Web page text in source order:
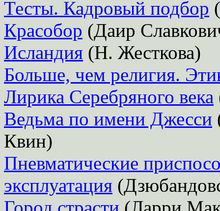
Тесты. Кадровый подбор
Красобор (Даир
Исландия (Н. Жесткова)
Больше, чем религия.
Лирика Серебряного века
Ведьма по имени Джесси
Квин)
Пневматические
эксплуатация